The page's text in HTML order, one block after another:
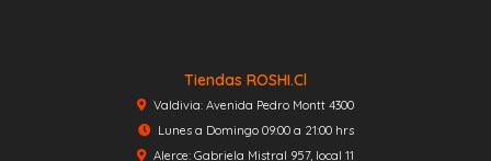
Tiendas ROSHI.cl
Valdivia: Avenida Pedro Montt 4300
Lunes a Domingo 09:00 a 21:00 hrs
Alerce: Gabriela Mistral 957, local 11